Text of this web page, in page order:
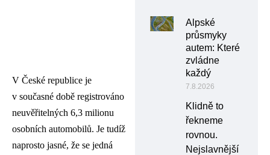
V České republice je
v současné době registrováno
neuvěřitelných 6,3 milionu
osobních automobilů. Je tudíž
naprosto jasné, že se jedná
Alpské
průsmyky
autem: Které
zvládne
každý
7.8.2026
Klidně to
řekneme
rovnou.
Nejslavnější